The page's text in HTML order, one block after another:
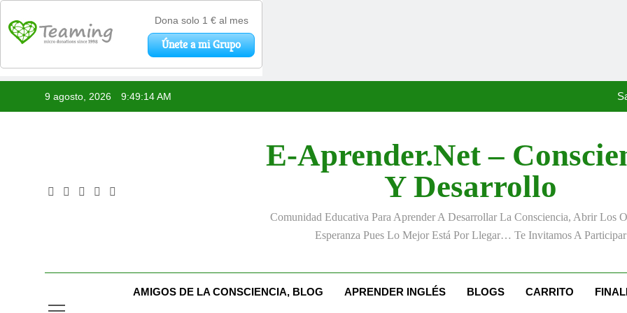
9 agosto, 2026 9:49:14 AM
«La kinesina y la felicidad:
E-Aprender.net –
Y Desarrollo
Comunidad Educativa Para Aprender A Desarrollar La Consciencia, Abrir Los
Esperanza Pues Lo Mejor Está Por Llegar… Te Invitamos A Participar
AMIGOS DE LA CONSCIENCIA, BLOG APRENDER INGLÉS BLOGS CARRITO